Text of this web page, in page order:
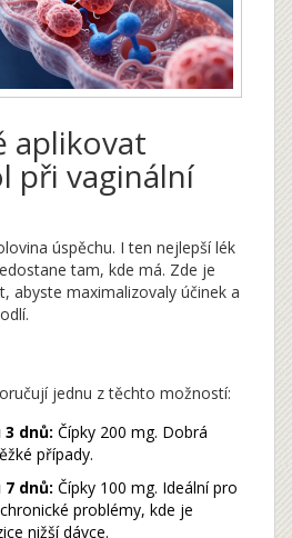
aplikovat
při vaginální
úspěchu. I ten nejlepší lék
tam, kde má. Zde je
abyste maximalizovaly účinek a
jednu z těchto možností:
3 dnů: Čípky 200 mg. Dobrá
případy.
7 dnů: Čípky 100 mg. Ideální pro
problémy, kde je
nižší dávce.